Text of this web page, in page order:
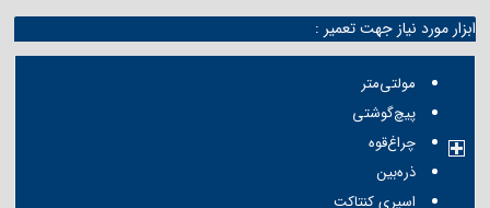
ابزار مورد نیاز جهت تعمیر :
مولتی‌متر
پیچ‌گوشتی
چراغ‌قوه
ذره‌بین
اسپری کنتاکت